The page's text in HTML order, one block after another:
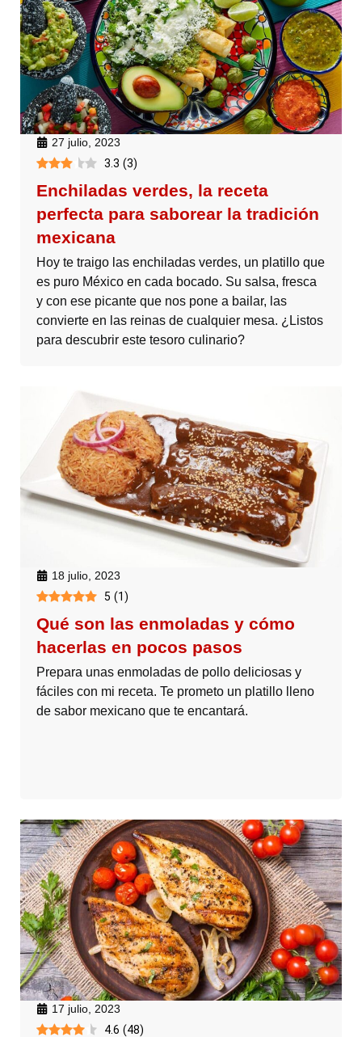
27 julio, 2023
3.3 (3)
Enchiladas verdes, la receta
perfecta para saborear la tradición
mexicana
Hoy te traigo las enchiladas verdes, un platillo que
es puro México en cada bocado. Su salsa, fresca
y con ese picante que nos pone a bailar, las
convierte en las reinas de cualquier mesa. ¿Listos
para descubrir este tesoro culinario?
18 julio, 2023
5 (1)
Qué son las enmoladas y cómo
hacerlas en pocos pasos
Prepara unas enmoladas de pollo deliciosas y
fáciles con mi receta. Te prometo un platillo lleno
de sabor mexicano que te encantará.
17 julio, 2023
4.6 (48)